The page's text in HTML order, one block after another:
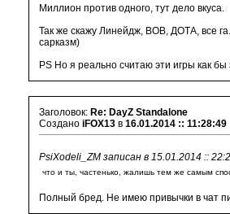
Миллион против одного, тут дело вкуса.
Так же скажу Линейдж, ВОВ, ДОТА, все
сарказм)
PS Но я реально считаю эти игры как
Заголовок: Re: DayZ Standalone
Создано iFOX13 в 16.01.2014 :: 11:28:49
PsiXodeli_ZM записан в 15.01.2014 ::
что и ты, частенько, жалишь тем же самым
Полный бред. Не имею привычки в чат